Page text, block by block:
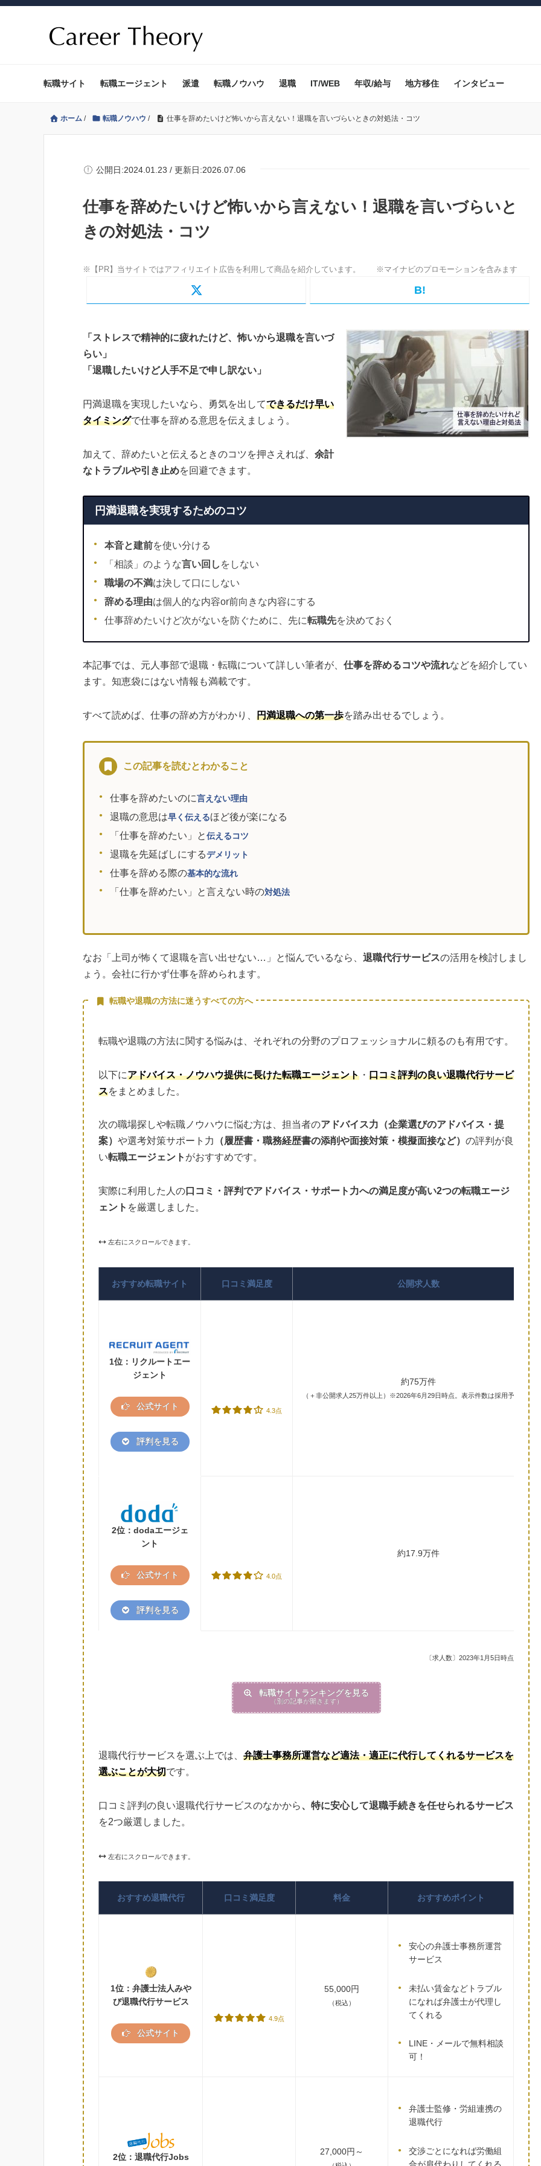
転職サイト 転職エージェント 派遣 転職ノウハウ 退職 IT/WEB 年収/給与 地方移住 インタビュー
ホーム / 転職ノウハウ / 仕事を辞めたいけど怖いから言えない！退職を言いづらいときの対処法・コツ
公開日:2024.01.23 / 更新日:2026.07.06
仕事を辞めたいけど怖いから言えない！退職を言いづらいと
きの対処法・コツ
B!
「ストレスで精神的に疲れたけど、怖いから退職を言いづ
らい」
「退職したいけど人手不足で申し訳ない」
円満退職を実現したいなら、勇気を出してできるだけ早い
タイミングで仕事を辞める意思を伝えましょう。
加えて、辞めたいと伝えるときのコツを押さえれば、 余計
なトラブルや引き止めを回避できます。
円満退職を実現するためのコツ
本音と建前を使い分ける
「相談」のような言い回し をしない
職場の不満は決して口にしない
辞める理由は個人的な内容or前向きな内容にする
仕事辞めたいけど次がないを防ぐために、先に転職先を決めておく
本記事では、元人事部で退職・転職について詳しい筆者が、 仕事を辞めるコツや流れなどを紹介してい
ます。知恵袋にはない情報も満載です。
すべて読めば、仕事の辞め方がわかり、 円満退職への第一歩を踏み出せるでしょう。
この記事を読むとわかること
仕事を辞めたいのに言えない理由
退職の意思は早く伝えるほど後が楽になる
「仕事を辞めたい」と伝えるコツ
退職を先延ばしにするデメリット
仕事を辞める際の基本的な流れ
「仕事を辞めたい」と言えない時の対処法
なお「上司が怖くて退職を言い出せない…」と悩んでいるなら、 退職代行サービスの活用を検討しまし
ょう。会社に行かず仕事を辞められます。
転職や退職の方法に迷うすべての方へ
転職や退職の方法に関する悩みは、それぞれの分野のプロフェッショナルに頼るのも有用です。
以下にアドバイス・ノウハウ提供に長けた転職エージェント ・ 口コミ評判の良い退職代行サービ
スをまとめました。
次の職場探しや転職ノウハウに悩む方は、担当者のアドバイス力（企業選びのアドバイス・提
案） や選考対策サポート力 （履歴書・職務経歴書の添削や面接対策・模擬面接など） の評判が良
い転職エージェント がおすすめです。
実際に利用した人の口コミ・評判でアドバイス・サポート力への満足度が高い2つの転職エージ
ェント を厳選しました。
左右にスクロールできます。
おすすめ転職サイト 口コミ満足度 公開求人数
1位：リクルートエー
ジェント
公式サイト
評判を見る
4.3点
約75万件
（＋非公開求人25万件以上）※2026年6月29日時点。表示件数は採用予定数。
2位：dodaエージェ
ント
公式サイト
評判を見る
4.0点
約17.9万件
〔求人数〕2023年1月5日時点
転職サイトランキングを見る
（別の記事が開きます）
退職代行サービスを選ぶ上では、 弁護士事務所運営など適法・適正に代行してくれるサービスを
選ぶことが大切です。
口コミ評判の良い退職代行サービスのなかから、特に安心して退職手続きを任せられるサービス
を2つ厳選しました。
左右にスクロールできます。
おすすめ退職代行 口コミ満足度 料金 おすすめポイント
1位：弁護士法人みや
び退職代行サービス
公式サイト
4.9点
55,000円
（税込）
安心の弁護士事務所運営
サービス
未払い賃金などトラブル
になれば弁護士が代理し
てくれる
LINE・メールで無料相談
可！
2位：退職代行Jobs
27,000円～
弁護士監修・労組連携の
退職代行
交渉ごとになれば労働組
合が肩代わりしてくれる